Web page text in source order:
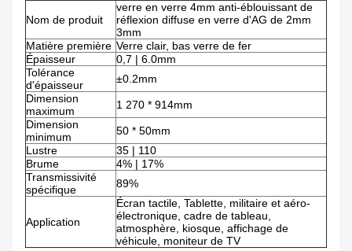
Nom de produit
verre en verre 4mm anti-éblouissant de
réflexion diffuse en verre d'AG de 2mm
3mm
Matière première Verre clair, bas verre de fer
Épaisseur
0,7 | 6.0mm
Tolérance
d'épaisseur
±0.2mm
Dimension
maximum
1 270 * 914mm
Dimension
minimum
50 * 50mm
Lustre
35 | 110
Brume
4% | 17%
Transmissivité
spécifique
89%
Application
Écran tactile, Tablette, militaire et aéro-
électronique, cadre de tableau,
atmosphère, kiosque, affichage de
véhicule, moniteur de TV